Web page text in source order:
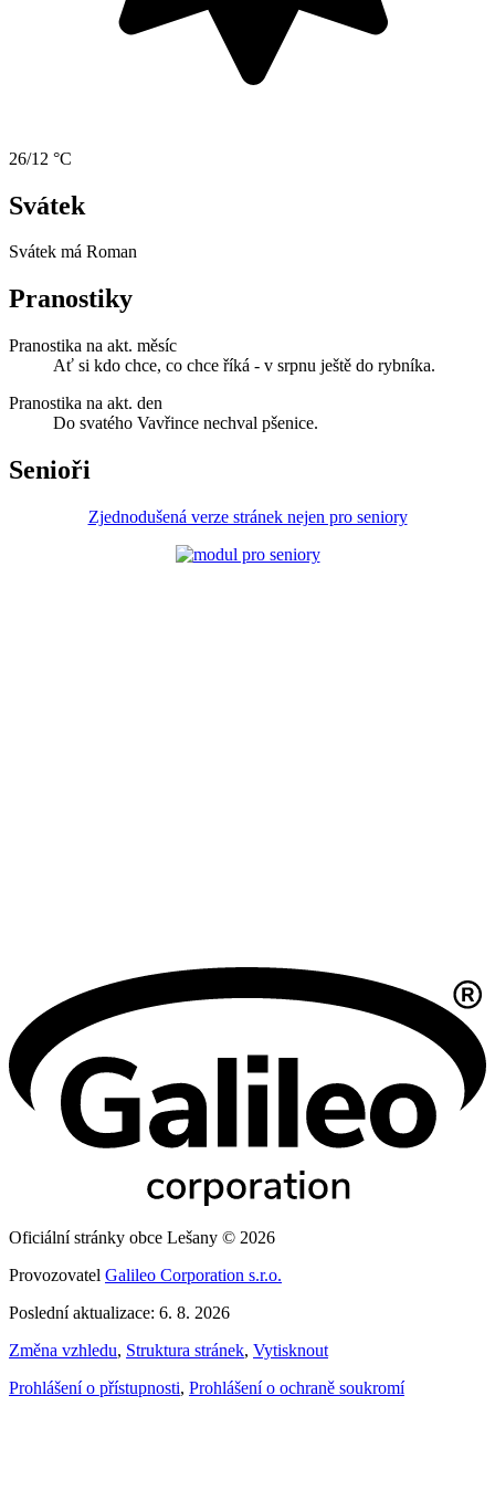
26/12 °C
Svátek
Svátek má Roman
Pranostiky
Pranostika na akt. měsíc
Ať si kdo chce, co chce říká - v srpnu ještě do rybníka.
Pranostika na akt. den
Do svatého Vavřince nechval pšenice.
Senioři
Zjednodušená verze stránek nejen pro seniory
Oficiální stránky obce Lešany © 2026
Provozovatel Galileo Corporation s.r.o.
Poslední aktualizace: 6. 8. 2026
Změna vzhledu, Struktura stránek, Vytisknout
Prohlášení o přístupnosti, Prohlášení o ochraně soukromí